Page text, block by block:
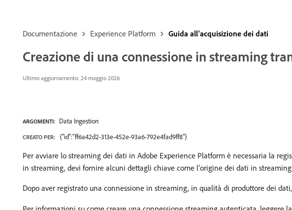
Documentazione Experience Platform Guida all’acquisizione dei dati
Creazione di una connessione in streaming
Ultimo aggiornamento: 24 maggio 2026
ARGOMENTI: Data Ingestion
CREATO PER: {"id":"ff6a42d2-313e-452e-93a6-792e4fad9ff8"}
Per avviare lo streaming dei dati in Adobe Experience Platform è necessaria la
in streaming, devi fornire alcuni dettagli chiave come l’origine dei dati in
Dopo aver registrato una connessione in streaming, in qualità di produttore dei